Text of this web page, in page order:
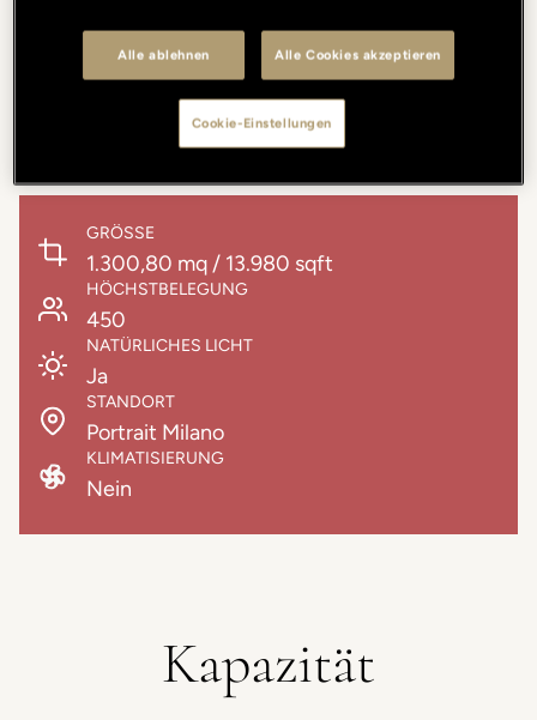
360°-Blick. Abends verwandelt sich der Säulengang in einen
suggestiven Ort für einen Cocktail bei Sonnenuntergang oder für
ein Candlelight Dinner: Was für ein Anblick, vor allem wenn man
Seminarhauses heraufsteigt.
GRÖSSE
1.300,80 mq / 13.980 sqft
HÖCHSTBELEGUNG
450
NATÜRLICHES LICHT
Ja
STANDORT
Portrait Milano
KLIMATISIERUNG
Nein
Kapazität
Alle ablehnen Alle Cookies akzeptieren
Cookie-Einstellungen